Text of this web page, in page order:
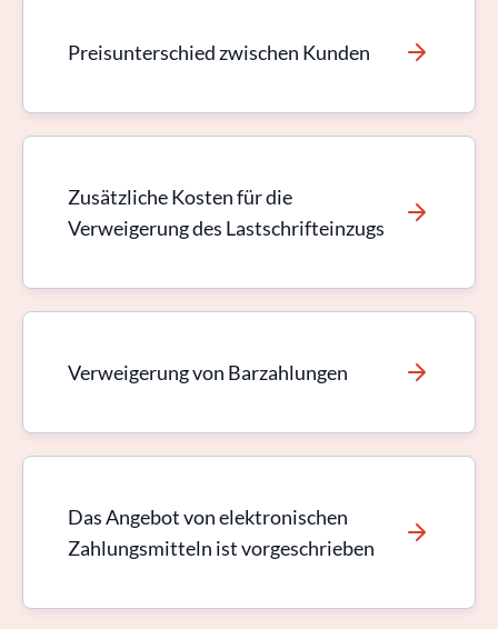
Preisunterschied zwischen Kunden
Zusätzliche Kosten für die
Verweigerung des Lastschrifteinzugs
Verweigerung von Barzahlungen
Das Angebot von elektronischen
Zahlungsmitteln ist vorgeschrieben